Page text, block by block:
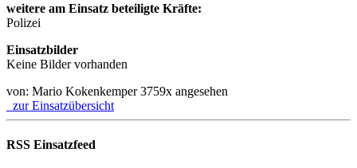
weitere am Einsatz beteiligte Kräfte:
Polizei
Einsatzbilder
Keine Bilder vorhanden
von: Mario Kokenkemper3759x angesehen
zur Einsatzübersicht
RSS Einsatzfeed